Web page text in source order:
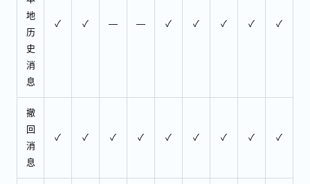
地
历
史
消
息
✓ ✓ — — ✓ ✓ ✓ ✓ ✓
撤
回
消
息
✓ ✓ ✓ ✓ ✓ ✓ ✓ ✓ ✓